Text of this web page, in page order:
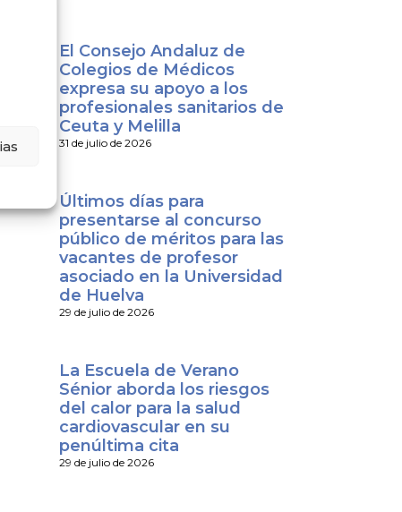
El Consejo Andaluz de
Colegios de Médicos
expresa su apoyo a los
profesionales sanitarios de
Ceuta y Melilla
31 de julio de 2026
Últimos días para
presentarse al concurso
público de méritos para las
vacantes de profesor
asociado en la Universidad
de Huelva
29 de julio de 2026
La Escuela de Verano
Sénior aborda los riesgos
del calor para la salud
cardiovascular en su
penúltima cita
29 de julio de 2026